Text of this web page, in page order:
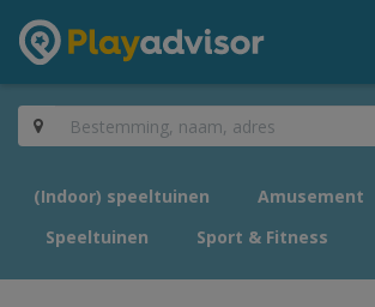
(Indoor) speeltuinen
Amusement
Speeltuinen
Sport & Fitness